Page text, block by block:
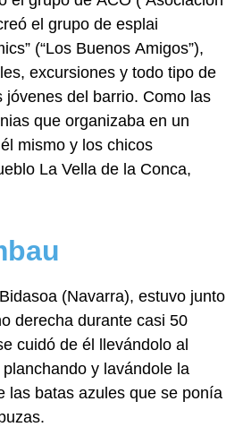
el grupo de esplai
(“Los Buenos Amigos”),
excursiones y todo tipo de
jóvenes del barrio. Como las
que organizaba en un
mismo y los chicos
La Vella de la Conca,
(Navarra), estuvo junto
derecha durante casi 50
cuidó de él llevándolo al
y lavándole la
las batas azules que se ponía